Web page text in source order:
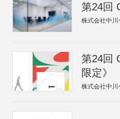
第24回
株式会社中川
第24回
限定》
株式会社中川